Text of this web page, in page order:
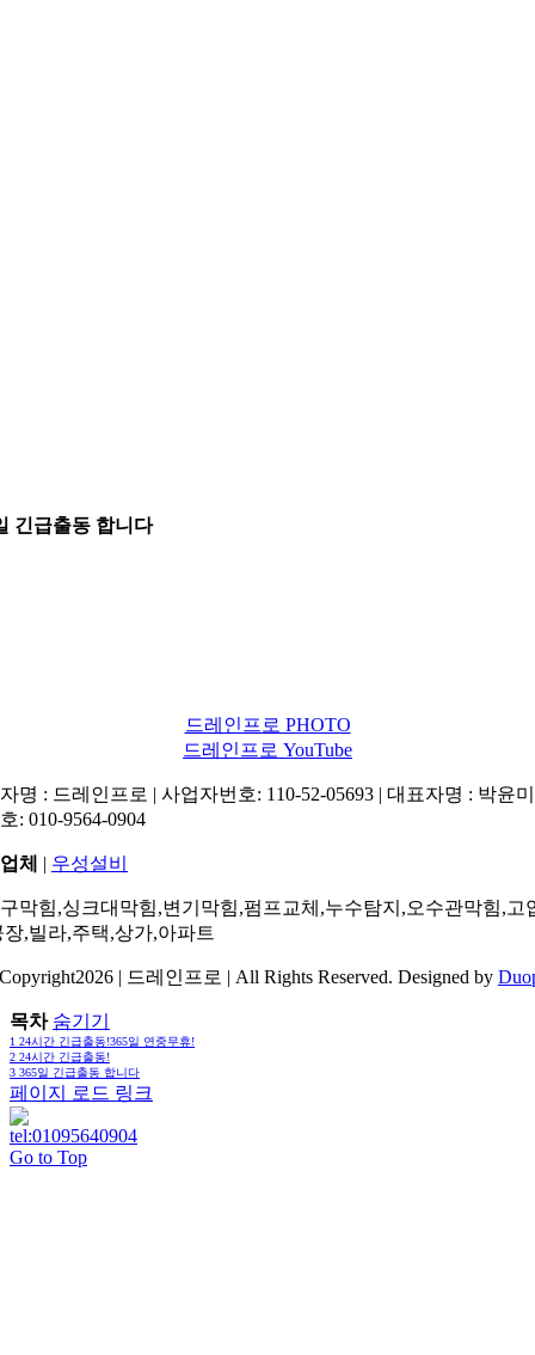
긴급출동 합니다
드레인프로 PHOTO
드레인프로 YouTube
명 : 드레인프로 | 사업자번호: 110-52-05693 | 대표자명 : 박윤
: 010-9564-0904
체 | 우성설비
막힘,싱크대막힘,변기막힘,펌프교체,누수탐지,오수관막힘,고
장,빌라,주택,상가,아파트
| 드레인프로 | All Rights Reserved. Designed by
목차 숨기기
1 24시간 긴급출동!365일 연중무휴!
2 24시간 긴급출동!
3 365일 긴급출동 합니다
페이지 로드 링크
Go to Top